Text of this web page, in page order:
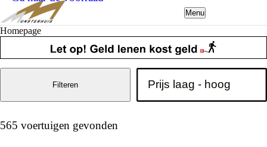
Menu
Homepage
565 voertuigen gevonden
Filteren